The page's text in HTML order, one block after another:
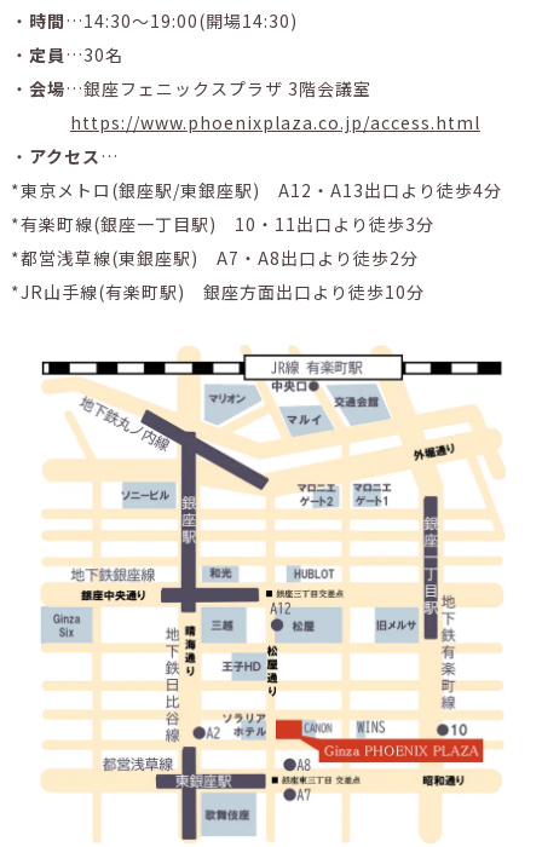
・ 時間 …14:30～19:00(開場14:30)
・ 定員 …30名
・ 会場…銀座フェニックスプラザ 3階会議室
https://www.phoenixplaza.co.jp/access.html
・ アクセス …
*東京メトロ(銀座駅/東銀座駅) A12・A13出口より徒歩4分
*有楽町線(銀座一丁目駅) 10・11出口より徒歩3分
*都営浅草線(東銀座駅) A7・A8出口より徒歩2分
*JR山手線(有楽町駅) 銀座方面出口より徒歩10分